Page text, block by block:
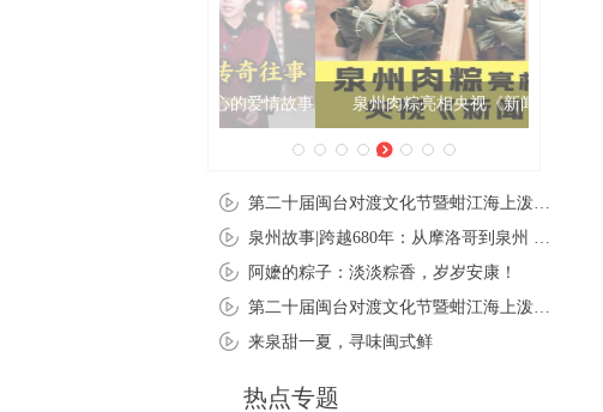
泉州肉粽亮相央视《新闻联播》
阿嬷的粽子：淡淡粽香，岁岁安康！
来泉甜一夏，寻味闽式鲜
热点专题